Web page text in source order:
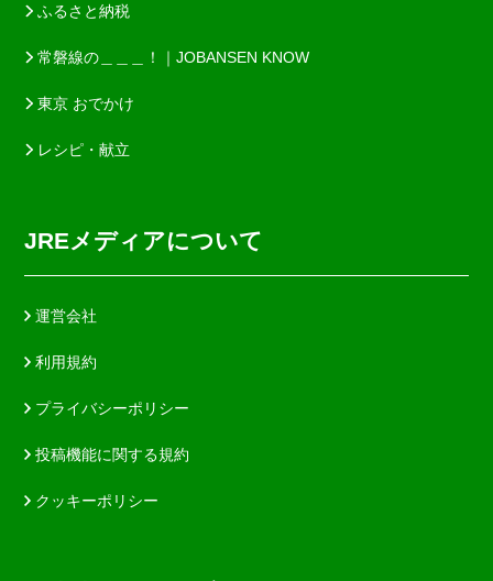
ふるさと納税
常磐線の＿＿＿！｜JOBANSEN KNOW
東京 おでかけ
レシピ・献立
JREメディアについて
運営会社
利用規約
プライバシーポリシー
投稿機能に関する規約
クッキーポリシー